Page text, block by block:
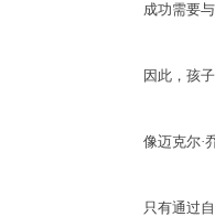
成功需要
因此，孩
像迈克尔·
只有通过